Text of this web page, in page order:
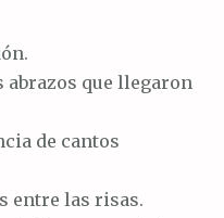
abrazos que llegaron
de cantos
entre las risas.